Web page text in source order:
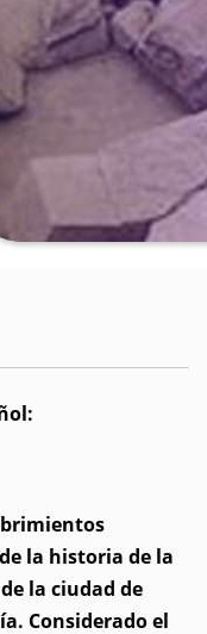
la historia de la
la ciudad de
Considerado el